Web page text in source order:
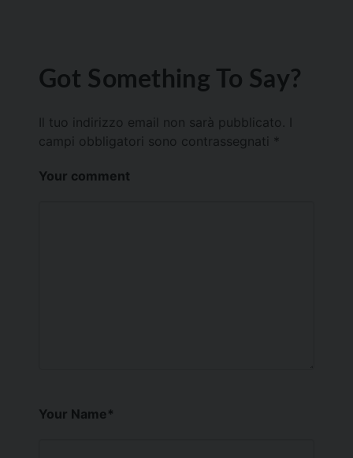
Got Something To Say?
Il tuo indirizzo email non sarà pubblicato.
campi obbligatori sono contrassegnati *
Your comment
Your Name*